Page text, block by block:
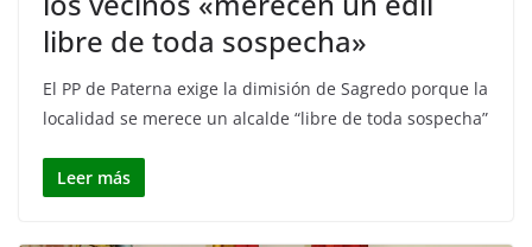
libre de toda sospecha»
El PP de Paterna exige la dimisión de Sagredo porque la
localidad se merece un alcalde “libre de toda sospecha”
Leer más